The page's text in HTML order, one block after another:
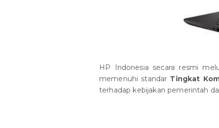
HP Indonesia secara resmi
memenuhi standar Tingkat
terhadap kebijakan pemerintah